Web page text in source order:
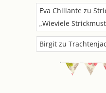
Eva Chillante zu
„Wieviele
Birgit zu